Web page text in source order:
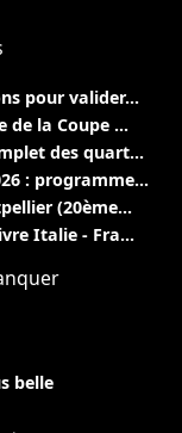
pour valider...
de la Coupe ...
des quart...
: programme...
(20ème...
Italie - Fra...
belle